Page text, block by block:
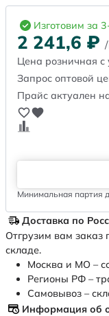
Изготовим за
2 241,6 ₽
Цена розничная
Запрос оптовой
Прайс актуален
Минимальная партия
Доставка по
Отгрузим вам заказ
складе.
Москва и МО –
Регионы РФ –
Самовывоз –
Информация об